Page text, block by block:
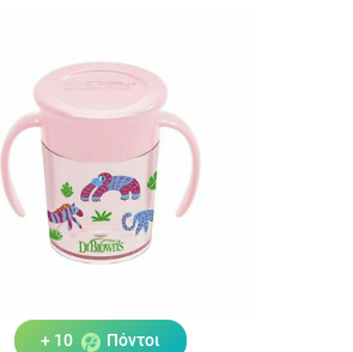
13.60€
ΑΓΟΡΑ
+ 10 Πόντοι